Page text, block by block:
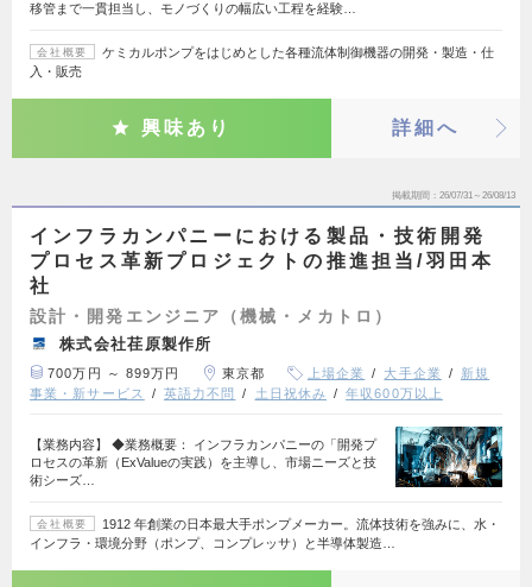
移管まで一貫担当し、モノづくりの幅広い工程を経験…
会社概要
ケミカルポンプをはじめとした各種流体制御機器の開発・製造・仕
入・販売
興味あり 詳細へ
掲載期間 26/07/31～26/08/13
インフラカンパニーにおける製品・技術開発
プロセス革新プロジェクトの推進担当/羽田本
社
設計・開発エンジニア（機械・メカトロ）
株式会社荏原製作所
700万円 ～ 899万円 東京都 上場企業 大手企業
新規
事業・新サービス
英語力不問 土日祝休み 年収600万以上
【業務内容】 ◆業務概要： インフラカンパニーの「開発プ
ロセスの革新（ExValueの実践）を主導し、市場ニーズと技
術シーズ…
会社概要
1912 年創業の日本最大手ポンプメーカー。流体技術を強みに、水・
インフラ・環境分野（ポンプ、コンプレッサ）と半導体製造…